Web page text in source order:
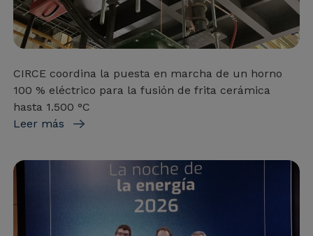
CIRCE coordina la puesta en marcha de un horno
100 % eléctrico para la fusión de frita cerámica
hasta 1.500 °C
Leer más